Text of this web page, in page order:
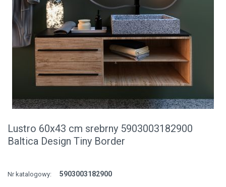
Lustro 60x43 cm srebrny 5903003182900
Baltica Design Tiny Border
Nr katalogowy: 5903003182900